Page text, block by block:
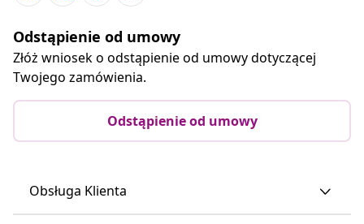
Odstąpienie od umowy
Złóż wniosek o odstąpienie od umowy dotyczącej
Twojego zamówienia.
Odstąpienie od umowy
Obsługa Klienta